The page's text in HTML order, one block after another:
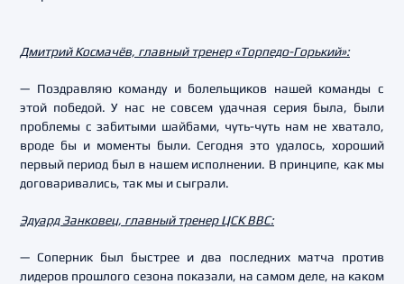
Дмитрий Космачёв, главный тренер «Торпедо-Горький»:
— Поздравляю команду и болельщиков нашей команды с
этой победой. У нас не совсем удачная серия была, были
проблемы с забитыми шайбами, чуть-чуть нам не хватало,
вроде бы и моменты были. Сегодня это удалось, хороший
первый период был в нашем исполнении. В принципе, как мы
договаривались, так мы и сыграли.
Эдуард Занковец, главный тренер ЦСК ВВС:
— Соперник был быстрее и два последних матча против
лидеров прошлого сезона показали, на самом деле, на каком